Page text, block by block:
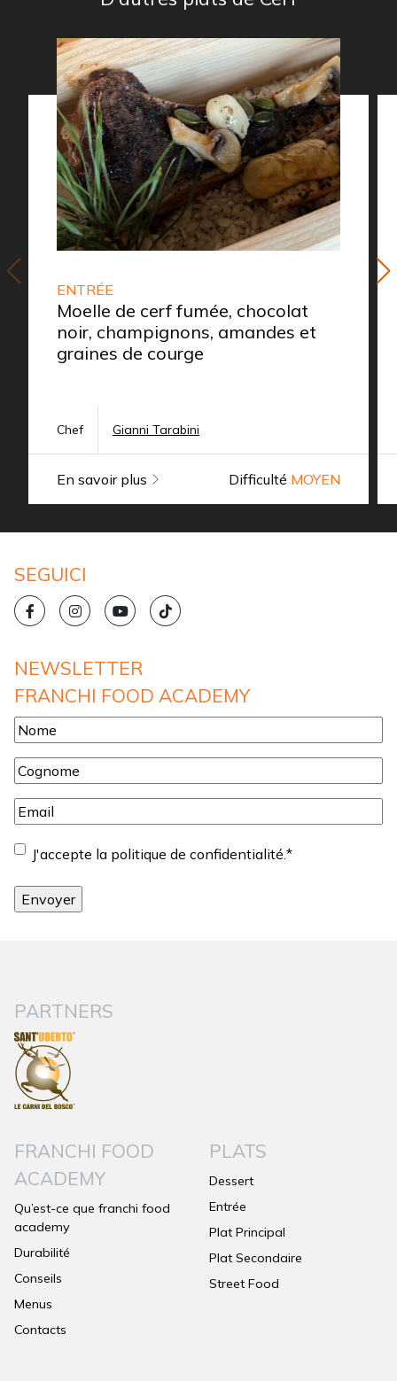
ENTRÉE
Moelle de cerf fumée, chocolat
noir, champignons, amandes et
graines de courge
Chef Gianni Tarabini
En savoir plus Difficulté MOYEN
SEGUICI
NEWSLETTER
FRANCHI FOOD ACADEMY
Nome*
Cognome*
Email*
Consentement*
J'accepte la politique de confidentialité.*
PARTNERS
FRANCHI FOOD
ACADEMY
Qu’est-ce que franchi food
academy
Durabilité
Conseils
Menus
Contacts
PLATS
Dessert
Entrée
Plat Principal
Plat Secondaire
Street Food